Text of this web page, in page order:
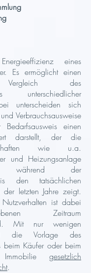
eines
Es ermöglicht einen
Vergleich des
unterschiedlicher
unterscheiden sich
Verbrauchsausweise
einen
darstellt, der die
wie u.a.
und Heizungsanlage
während der
den tatsächlichen
der letzten Jahre zeigt.
ist dabei
Zeitraum
Mit nur wenigen
die Vorlage des
beim Käufer oder beim
gesetzlich
.